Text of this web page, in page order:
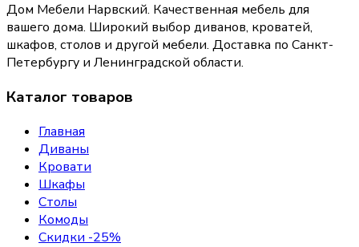
Дом Мебели Нарвский. Качественная мебель для
вашего дома. Широкий выбор диванов, кроватей,
шкафов, столов и другой мебели. Доставка по Санкт-
Петербургу и Ленинградской области.
Каталог товаров
Главная
Диваны
Кровати
Шкафы
Столы
Комоды
Скидки -25%